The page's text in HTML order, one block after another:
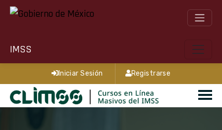
IMSS
Iniciar Sesión Registrarse